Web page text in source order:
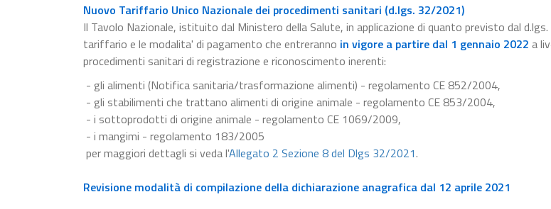
Nuovo Tariffario Unico Nazionale dei procedimenti sanitari (d.lgs. 32/2021)
Il Tavolo Nazionale, istituito dal Ministero della Salute, in applicazione di quanto previsto dal
tariffario e le modalita' di pagamento che entreranno in vigore a partire dal 1 gennaio 2022 a
procedimenti sanitari di registrazione e riconoscimento inerenti:
- gli alimenti (Notifica sanitaria/trasformazione alimenti) - regolamento CE 852/2004,
- gli stabilimenti che trattano alimenti di origine animale - regolamento CE 853/2004,
- i sottoprodotti di origine animale - regolamento CE 1069/2009,
- i mangimi - regolamento 183/2005
per maggiori dettagli si veda l'Allegato 2 Sezione 8 del Dlgs 32/2021.
Revisione modalità di compilazione della dichiarazione anagrafica dal 12 aprile 2021